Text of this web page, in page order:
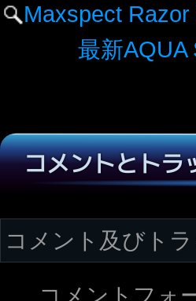
Maxspect
最新AQUA
コメントとトラ
コメント及びト
コメントフォ